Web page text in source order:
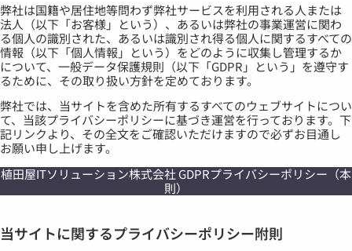
弊社は国籍や居住地等問わず弊社サービスを利用される人または
法人（以下「お客様」という）、あるいは弊社の事業運営に関わ
る個人の識別された、あるいは識別され得る個人に関するすべての
情報（以下「個人情報」という）をどのように収集し管理するか
について、一般データ保護規則（以下「GDPR」という」を遵守す
るために、その取り扱い方針を定めております。
弊社では、当サイトを含めた所有するすべてのウェブサイトについ
て、当該プライバシーポリシーに基づき運営を行っております。下
記リンクより、その全文をご確認いただけますので必ずお目通し
お願い申し上げます。
植田屋ITソリューション株式会社 GDPRプライバシーポリシー（本
則）
当サイトに関するプライバシーポリシー附則